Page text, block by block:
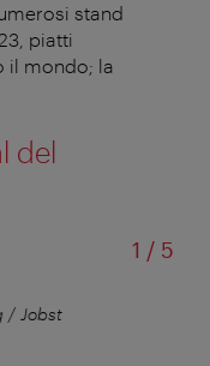
stand
piatti
il mondo; la
del
1 /di
5
/ Jobst